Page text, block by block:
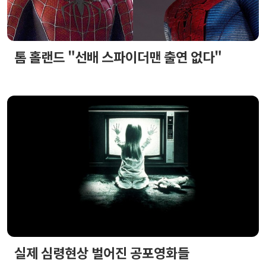
톰 홀랜드 "선배 스파이더맨 출연 없다"
실제 심령현상 벌어진 공포영화들